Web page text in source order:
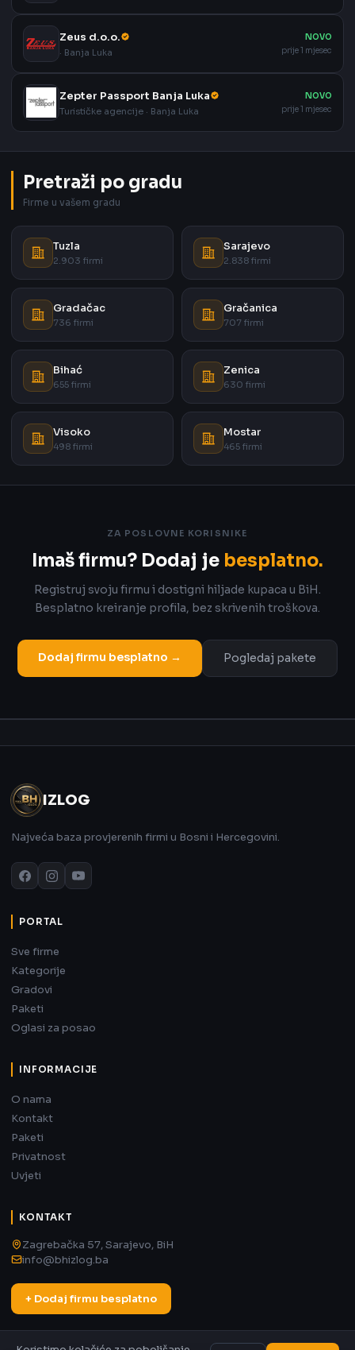
Zeus d.o.o.
· Banja Luka
NOVO
prije 1 mjesec
Zepter Passport Banja Luka
Turističke agencije · Banja Luka
NOVO
prije 1 mjesec
Pretraži po gradu
Firme u vašem gradu
Tuzla
2.903 firmi
Sarajevo
2.838 firmi
Gradačac
736 firmi
Gračanica
707 firmi
Bihać
655 firmi
Zenica
630 firmi
Visoko
498 firmi
Mostar
465 firmi
ZA POSLOVNE KORISNIKE
Imaš firmu? Dodaj je besplatno.
Registruj svoju firmu i dostigni hiljade kupaca u BiH.
Besplatno kreiranje profila, bez skrivenih troškova.
Dodaj firmu besplatno → Pogledaj pakete
IZLOG
Najveća baza provjerenih firmi u Bosni i Hercegovini.
PORTAL
Sve firme
Kategorije
Gradovi
Paketi
Oglasi za posao
INFORMACIJE
O nama
Kontakt
Paketi
Privatnost
Uvjeti
KONTAKT
Zagrebačka 57, Sarajevo, BiH
info@bhizlog.ba
+ Dodaj firmu besplatno